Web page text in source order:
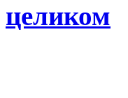
целиком